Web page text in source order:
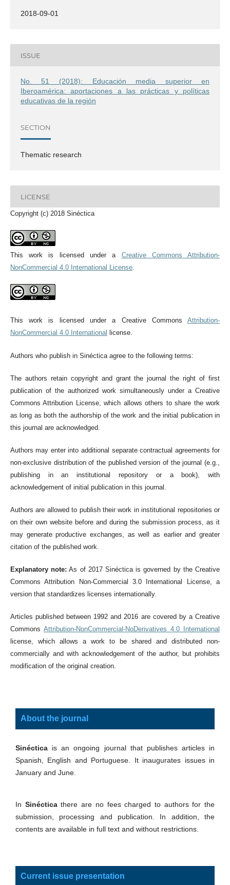
2018-09-01
ISSUE
No. 51 (2018): Educación media superior en
Iberoamérica: aportaciones a las prácticas y políticas
educativas de la región
SECTION
Thematic research
LICENSE
Copyright (c) 2018 Sinéctica
This work is licensed under a Creative Commons Attribution-
NonCommercial 4.0 International License.
This work is licensed under a Creative CommonsAttribution-
NonCommercial 4.0 International license.
Authors who publish in Sinéctica agree to the following terms:
The authors retain copyright and grant the journal the right of first
publication of the authorized work simultaneously under a Creative
Commons Attribution License, which allows others to share the work
as long as both the authorship of the work and the initial publication in
this journal are acknowledged.
Authors may enter into additional separate contractual agreements for
non-exclusive distribution of the published version of the journal (e.g.,
publishing in an institutional repository or a book), with
acknowledgement of initial publication in this journal.
Authors are allowed to publish their work in institutional repositories or
on their own website before and during the submission process, as it
may generate productive exchanges, as well as earlier and greater
citation of the published work.
Explanatory note: As of 2017 Sinéctica is governed by the Creative
Commons Attribution Non-Commercial 3.0 International License, a
version that standardizes licenses internationally.
Articles published between 1992 and 2016 are covered by a Creative
Commons Attribution-NonCommercial-NoDerivatives 4.0 International
license, which allows a work to be shared and distributed non-
commercially and with acknowledgement of the author, but prohibits
modification of the original creation.
About the journal
Sinéctica is an ongoing journal that publishes articles in
Spanish, English and Portuguese. It inaugurates issues in
January and June.
In Sinécticathere are no fees charged to authors for the
submission, processing and publication. In addition, the
contents are available in full text and without restrictions.
Current issue presentation